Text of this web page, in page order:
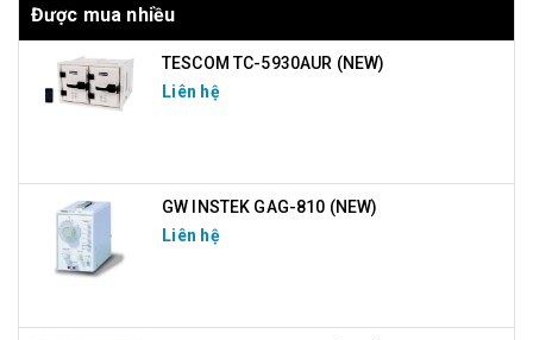
Được mua nhiều
TESCOM TC-5930AUR (NEW)
Liên hệ
GW INSTEK GAG-810 (NEW)
Liên hệ